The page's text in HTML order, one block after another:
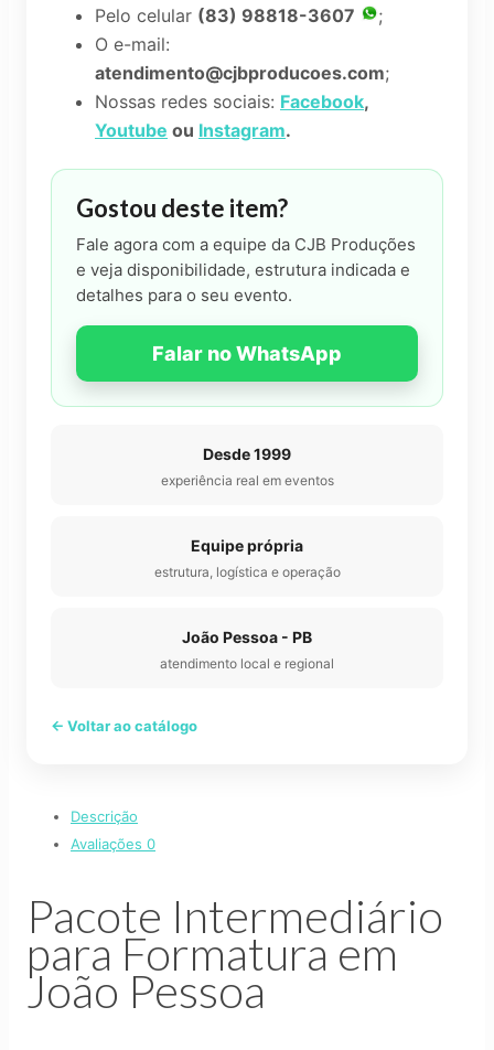
Pelo celular (83) 98818-3607
;
O e-mail:
atendimento@cjbproducoes.com;
Nossas redes sociais: Facebook,
Youtube ou Instagram.
Gostou deste item?
Fale agora com a equipe da CJB Produções
e veja disponibilidade, estrutura indicada e
detalhes para o seu evento.
Falar no WhatsApp
Desde 1999
experiência real em eventos
Equipe própria
estrutura, logística e operação
João Pessoa - PB
atendimento local e regional
← Voltar ao catálogo
Descrição
Avaliações 0
Pacote Intermediário
para Formatura em
João Pessoa